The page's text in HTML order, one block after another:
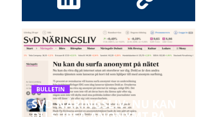
BULLETIN
SVD NÄRINGSLIV: NU KAN